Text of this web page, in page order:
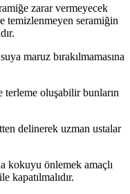
zarar vermeyecek
temizlenmeyen seramiğin
maruz bırakılmamasına
oluşabilir bunların
delinerek uzman ustalar
kokuyu önlemek amaçlı
kapatılmalıdır.